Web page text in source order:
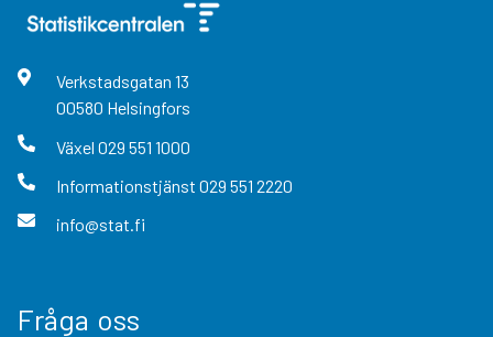
Verkstadsgatan 13
00580 Helsingfors
Växel 029 551 1000
Informationstjänst 029 551 2220
info@stat.fi
Fråga oss